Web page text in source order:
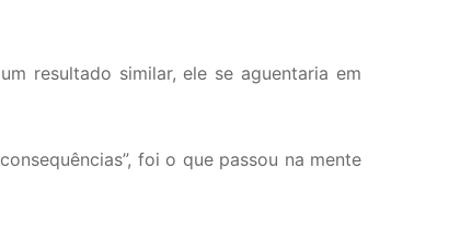
resultado similar, ele se aguentaria em
foi o que passou na mente